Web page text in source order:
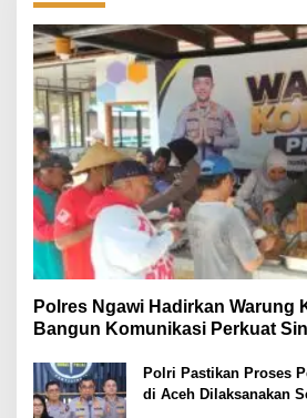
Polres Ngawi Hadirkan Warung
Bangun Komunikasi Perkuat
Polri Pastikan Proses
di Aceh Dilaksanakan